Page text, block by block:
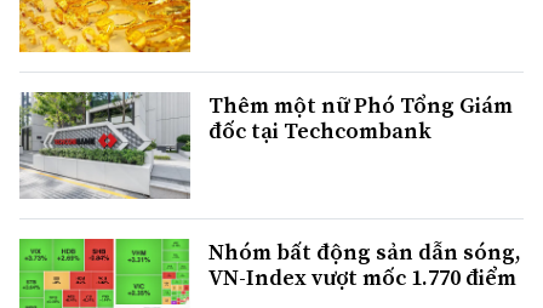
Thêm một nữ Phó Tổng Giám
đốc tại Techcombank
Nhóm bất động sản dẫn sóng,
VN-Index vượt mốc 1.770 điểm